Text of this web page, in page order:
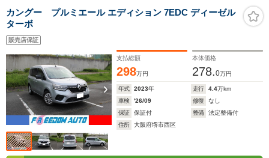
カングー プルミエール エディション 7EDC ディーゼル
ターボ
販売店保証
支払総額
298万円
本体価格
278.0万円
年式 2023年 走行 4.4万km
車検
'26/09 修復
なし
保証
保証付 整備
法定整備付
住所
大阪府堺市西区